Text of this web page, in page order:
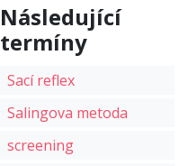
Následující
termíny
Sací reflex
Salingova metoda
screening